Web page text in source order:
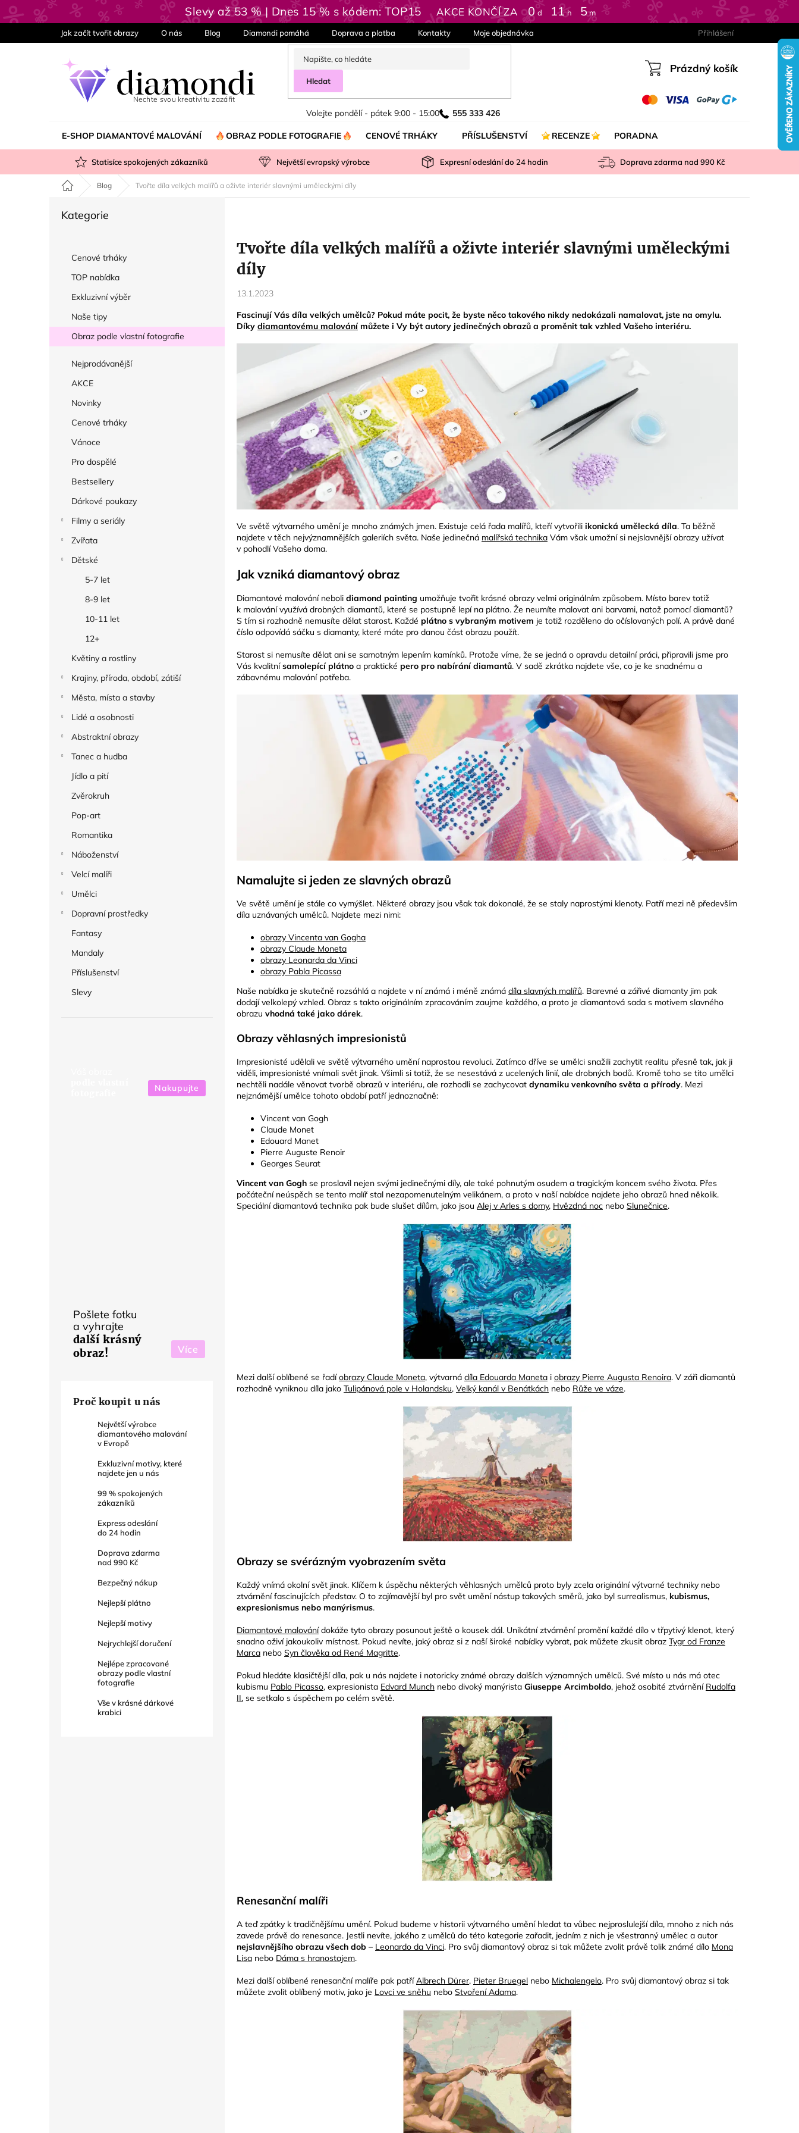
Přejít
na
Slevy až 53 % | Dnes 15 % s kódem: TOP15 AKCE KONČÍ ZA 0 d 11h 5m
Jak začít tvořit obrazy O nás Blog Diamondi pomáhá Doprava a platba Kontakty Moje objednávka Přihlášení
Hledat
Volejte pondělí - pátek 9:00 - 15:00 555 333 426
Nákupní
Prázdný košík
E-SHOP DIAMANTOVÉ MALOVÁNÍ OBRAZ PODLE FOTOGRAFIE CENOVÉ TRHÁKY PŘÍSLUŠENSTVÍ RECENZE PORADNA
Statisíce spokojených zákazníků Největší evropský výrobce Expresní odeslání do 24hodin Doprava zdarma nad990 Kč
Domů Blog Tvořte díla velkých malířů a oživte interiér slavnými uměleckými díly
Přeskočit
Kategorie
Cenové trháky
TOP nabídka
Exkluzivní výběr
Naše tipy
Obraz podle vlastní fotografie
Nejprodávanější
AKCE
Novinky
Cenové trháky
Vánoce
Pro dospělé
Bestsellery
Dárkové poukazy
Filmy a seriály
Zvířata
Dětské
5-7 let
8-9 let
10-11 let
12+
Květiny a rostliny
Krajiny, příroda, období, zátiší
Města, místa a stavby
Lidé a osobnosti
Abstraktní obrazy
Tanec a hudba
Jídlo a pití
Zvěrokruh
Pop-art
Romantika
Náboženství
Velcí malíři
Umělci
Dopravní prostředky
Fantasy
Mandaly
Příslušenství
Slevy
Nakupujte
Pošlete fotku
a vyhrajte
další krásný
obraz!
Více
Proč koupit u nás
Největší výrobce
diamantového malování
v Evropě
Exkluzivní motivy, které
najdete jen u nás
99% spokojených
zákazníků
Express odeslání
do 24 hodin
Doprava zdarma
nad 990 Kč
Bezpečný nákup
Nejlepší plátno
Nejlepší motivy
Nejrychlejší doručení
Nejlépe zpracované
obrazy podle vlastní
fotografie
Vše v krásné dárkové
krabici
Tvořte díla velkých malířů a oživte interiér slavnými uměleckými
díly
13.1.2023
Fascinují Vás díla velkých umělců? Pokud máte pocit, že byste něco takového nikdy nedokázali namalovat, jste na omylu.
Díky diamantovému malovánímůžete i Vy být autory jedinečných obrazů a proměnit tak vzhled Vašeho interiéru.
Ve světě výtvarného umění je mnoho známých jmen. Existuje celá řada malířů, kteří vytvořili ikonická umělecká díla. Ta běžně
najdete v těch nejvýznamnějších galeriích světa. Naše jedinečná malířská technika Vám však umožní si nejslavnější obrazy užívat
v pohodlí Vašeho doma.
Jak vzniká diamantový obraz
Diamantové malování neboli diamond painting umožňuje tvořit krásné obrazy velmi originálním způsobem. Místo barev totiž
k malování využívá drobných diamantů, které se postupně lepí na plátno. Že neumíte malovat ani barvami, natož pomocí diamantů?
S tím si rozhodně nemusíte dělat starost. Každé plátno s vybraným motivem je totiž rozděleno do očíslovaných polí. A právě dané
číslo odpovídá sáčku s diamanty, které máte pro danou část obrazu použít.
Starost si nemusíte dělat ani se samotným lepením kamínků. Protože víme, že se jedná o opravdu detailní práci, připravili jsme pro
Vás kvalitnísamolepící plátno a praktické pero pro nabírání diamantů. V sadě zkrátka najdete vše, co je ke snadnému a
zábavnému malování potřeba.
Namalujte si jeden ze slavných obrazů
Ve světě umění je stále co vymýšlet. Některé obrazy jsou však tak dokonalé, že se staly naprostými klenoty. Patří mezi ně především
díla uznávaných umělců. Najdete mezi nimi:
obrazy Vincenta van Gogha
obrazy Claude Moneta
obrazy Leonarda da Vinci
obrazy Pabla Picassa
Naše nabídka je skutečně rozsáhlá a najdete v ní známá i méně známá díla slavných malířů. Barevné a zářivé diamanty jim pak
dodají velkolepý vzhled. Obraz s takto originálním zpracováním zaujme každého, a proto je diamantová sada s motivem slavného
obrazu vhodná také jako dárek.
Obrazy věhlasných impresionistů
Impresionisté udělali ve světě výtvarného umění naprostou revoluci. Zatímco dříve se umělci snažili zachytit realitu přesně tak, jak ji
viděli, impresionisté vnímali svět jinak. Všimli si totiž, že se nesestává z ucelených linií, ale drobných bodů. Kromě toho se tito umělci
nechtěli nadále věnovat tvorbě obrazů v interiéru, ale rozhodli se zachycovat dynamiku venkovního světa a přírody. Mezi
nejznámější umělce tohoto období patří jednoznačně:
Vincent van Gogh
Claude Monet
Edouard Manet
Pierre Auguste Renoir
Georges Seurat
Vincent van Gogh se proslavil nejen svými jedinečnými díly, ale také pohnutým osudem a tragickým koncem svého života. Přes
počáteční neúspěch se tento malíř stal nezapomenutelným velikánem, a proto v naší nabídce najdete jeho obrazů hned několik.
Speciální diamantová technika pak bude slušet dílům, jako jsou Alej v Arles s domy, Hvězdná noc nebo Slunečnice.
Mezi další oblíbené se řadíobrazy Claude Moneta, výtvarná díla Edouarda Maneta i obrazy Pierre Augusta Renoira. V záři diamantů
rozhodně vyniknou díla jako Tulipánová pole v Holandsku, Velký kanál v Benátkách nebo Růže ve váze.
Obrazy se svérázným vyobrazením světa
Každý vnímá okolní svět jinak. Klíčem k úspěchu některých věhlasných umělců proto byly zcela originální výtvarné techniky nebo
ztvárnění fascinujících představ. O to zajímavější byl pro svět umění nástup takových směrů, jako byl surrealismus, kubismus,
expresionismus nebo manýrismus.
Diamantové malovánídokáže tyto obrazy posunout ještě o kousek dál. Unikátní ztvárnění promění každé dílo v třpytivý klenot, který
snadno oživí jakoukoliv místnost. Pokud nevíte, jaký obraz si z naší široké nabídky vybrat, pak můžete zkusit obraz Tygr od Franze
Marca nebo Syn člověka od René Magritte.
Pokud hledáte klasičtější díla, pak u nás najdete i notoricky známé obrazy dalších významných umělců. Své místo u nás má otec
kubismu Pablo Picasso, expresionista Edvard Munch nebo divoký manýrista Giuseppe Arcimboldo, jehož osobité ztvárnění Rudolfa
II. se setkalo s úspěchem po celém světě.
Renesanční malíři
A teď zpátky k tradičnějšímu umění. Pokud budeme v historii výtvarného umění hledat ta vůbec nejproslulejší díla, mnoho z nich nás
zavede právě do renesance. Jestli nevíte, jakého z umělců do této kategorie zařadit, jedním z nich je všestranný umělec a autor
nejslavnějšího obrazu všech dob – Leonardo da Vinci. Pro svůj diamantový obraz si tak můžete zvolit právě tolik známé dílo Mona
Lisa nebo Dáma s hranostajem.
Mezi další oblíbené renesanční malíře pak patříAlbrech Dürer, Pieter Bruegel nebo Michalengelo. Pro svůj diamantový obraz si tak
můžete zvolit oblíbený motiv, jako je Lovci ve sněhu nebo Stvoření Adama.